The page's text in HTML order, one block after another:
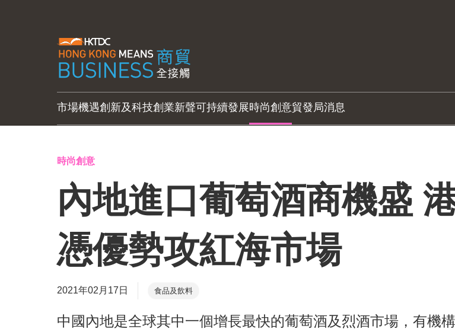
市場機遇創新及科技創業新聲可持續發展時尚創意貿發局消息
時尚創意
內地進口葡萄酒商機盛
憑優勢攻紅海市場
2021年02月17日 食品及飲料
中國內地是全球其中一個增長最快的葡萄酒及烈酒市場，有機